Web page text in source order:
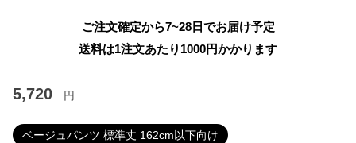
ご注文確定から7~28日でお届け予定
送料は1注文あたり 1000円かかります
5,720 円
ベージュパンツ 標準丈 162cm以下向け